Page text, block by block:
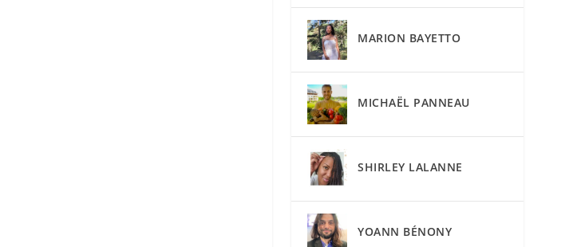
MARION BAYETTO
MICHAËL PANNEAU
SHIRLEY LALANNE
YOANN BÉNONY